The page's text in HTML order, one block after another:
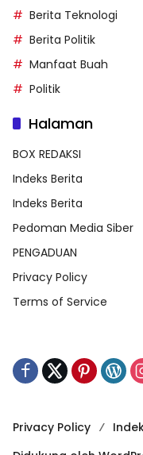
Berita Teknologi
Berita Politik
Manfaat Buah
Politik
Halaman
BOX REDAKSI
Indeks Berita
Indeks Berita
Pedoman Media Siber
PENGADUAN
Privacy Policy
Terms of Service
Privacy Policy